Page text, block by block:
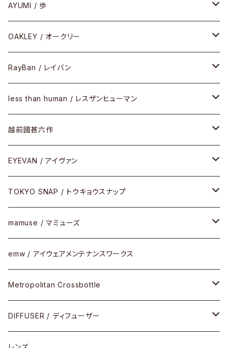
PREMIUM（プレミアムシリーズ）
PLASTIC（プラスティックシリーズ）
SIRMONT（サーモントシリーズ）
SUNSHIFT
ケア用品
コンビ
メタル
コンビ
セルフレーム
メタルフレーム
その他
AYUMI / 歩
セルフレーム
OAKLEY / オークリー
メガネフレーム
サングラス
Frogskins(フロッグスキン )
Latch(ラッチ)
その他
修理
小物
RayBan / レイバン
メガネフレーム
サングラス
その他
less than human / レスザンヒューマン
メガネフレーム
サングラス
その他
越前國甚六作
セルフレーム
メタルフレーム
コンビフレーム
EYEVAN / アイヴァン
メガネ
サングラス
その他
TOKYO SNAP / トウキョウスナップ
セルフレーム
メタルフレーム
コンビネーション
mamuse / マミューズ
セル
メタル
コンビ
emw / アイウェアメンテナンスワークス
Metropolitan Crossbottle
30cm×30cm
18cm×13cm
DIFFUSER / ディフューザー
グラスコード